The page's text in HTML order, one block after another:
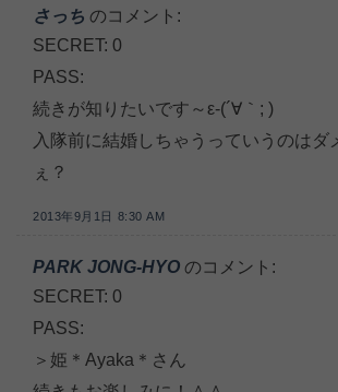
さっち のコメント:
SECRET: 0
PASS:
続きが知りたいです～ε-(´∀｀; )
入隊前に結婚しちゃうっていうのはダ
ぇ？
2013年9月1日 8:30 AM
PARK JONG-HYO のコメント:
SECRET: 0
PASS:
＞姫＊Ayaka＊さん